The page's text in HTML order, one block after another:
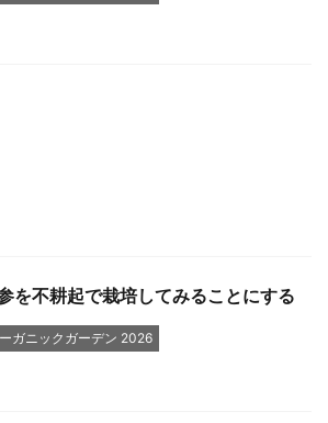
を不耕起で栽培してみることにする
ガニックガーデン 2026